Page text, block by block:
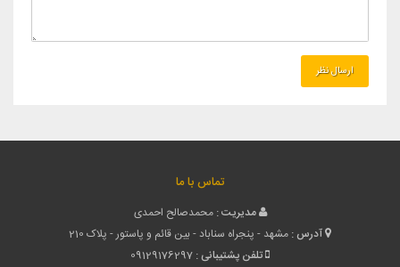
تماس با ما
مدیریت : محمدصالح احمدی
آدرس : مشهد - پنجراه سناباد - بین قائم و پاستور - پلاک 210
تلفن پشتیبانی : 09129176297